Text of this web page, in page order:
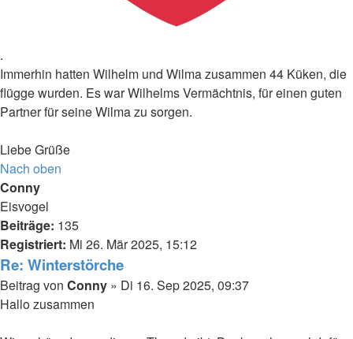
.
Immerhin hatten Wilhelm und Wilma zusammen 44 Küken, die
flügge wurden. Es war Wilhelms Vermächtnis, für einen guten
Partner für seine Wilma zu sorgen.
Liebe Grüße
Nach oben
Conny
Eisvogel
Beiträge: 135
Registriert: Mi 26. Mär 2025, 15:12
Re: Winterstörche
Beitrag von Conny » Di 16. Sep 2025, 09:37
Hallo zusammen